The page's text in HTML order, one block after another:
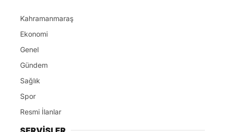
Kahramanmaraş
Ekonomi
Genel
Gündem
Sağlık
Spor
Resmi İlanlar